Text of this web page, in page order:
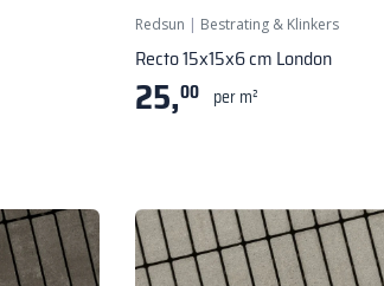
Redsun | Bestrating & Klinkers
Recto 15x15x6 cm London
25,00 per m²